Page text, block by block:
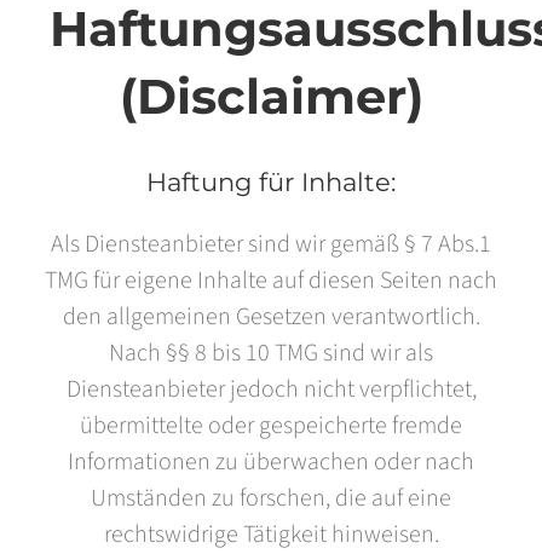
(Disclaimer)
Haftung für Inhalte:
Als Diensteanbieter sind wir gemäß § 7 Abs.1
TMG für eigene Inhalte auf diesen Seiten nach
den allgemeinen Gesetzen verantwortlich.
Nach §§ 8 bis 10 TMG sind wir als
Diensteanbieter jedoch nicht verpflichtet,
übermittelte oder gespeicherte fremde
Informationen zu überwachen oder nach
Umständen zu forschen, die auf eine
rechtswidrige Tätigkeit hinweisen.